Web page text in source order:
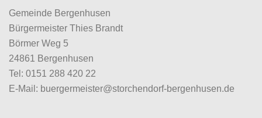
Gemeinde Bergenhusen
Bürgermeister Thies Brandt
Börmer Weg 5
24861 Bergenhusen
Tel: 0151 288 420 22
E-Mail: buergermeister@storchendorf-bergenhusen.de